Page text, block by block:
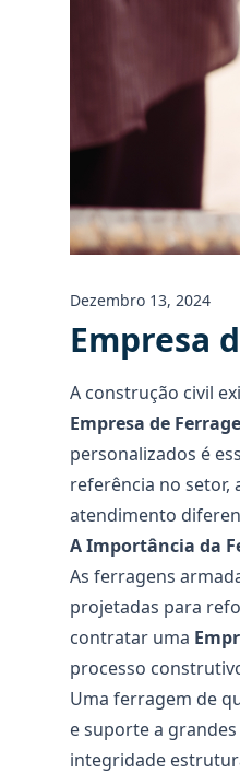
Dezembro 13, 2024
Empresa
A construção civil
Empresa de
personalizados é
referência no setor,
atendimento
A Importância da
As ferragens
projetadas para
contratar uma
processo
Uma ferragem de
e suporte a
integridade